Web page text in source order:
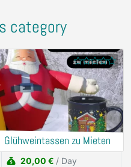
category
Glühweintassen zu Mieten
20,00 € / Day